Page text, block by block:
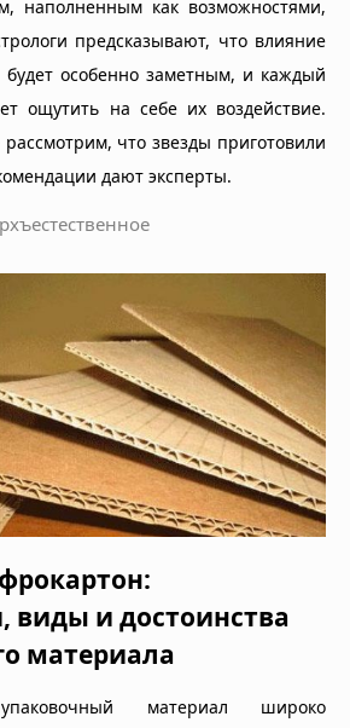
наполненным как возможностями,
предсказывают, что влияние
будет особенно заметным, и каждый
ощутить на себе их воздействие.
что звезды приготовили
дают эксперты.
виды и достоинства
материала
материал широко